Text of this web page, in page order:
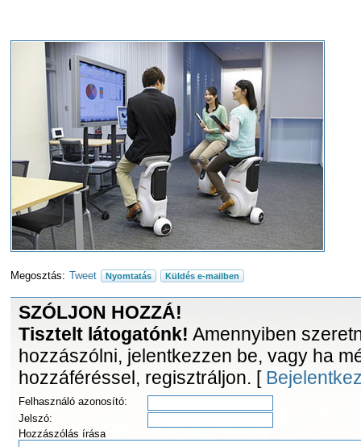
Megosztás: Tweet Nyomtatás Küldés e-mailben
SZÓLJON HOZZÁ!
Tisztelt látogatónk! Amennyiben
hozzászólni, jelentkezzen be, vagy ha
hozzáféréssel, regisztráljon. [
Felhasználó azonosító:
Jelszó:
Hozzászólás írása